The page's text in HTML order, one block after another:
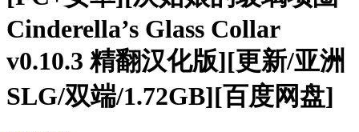
Cinderella’s Glass Collar
v0.10.3 精翻汉化版][更新/亚洲
SLG/双端/1.72GB][百度网盘]